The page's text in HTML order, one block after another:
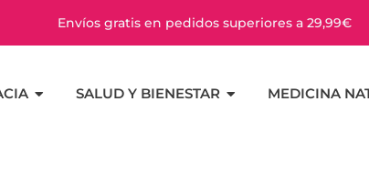
Envíos gratis en pedidos superiores a 29,99€
SALUD Y BIENESTAR MEDICINA